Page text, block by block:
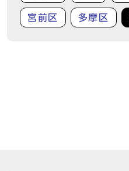
宮前区 多摩区